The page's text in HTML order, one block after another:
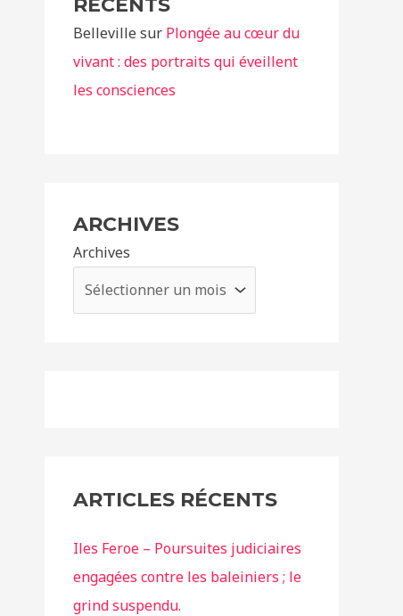
RÉCENTS
Belleville sur Plongée au cœur du
vivant : des portraits qui éveillent
les consciences
ARCHIVES
Archives
ARTICLES RÉCENTS
Iles Feroe – Poursuites judiciaires
engagées contre les baleiniers ; le
grind suspendu.